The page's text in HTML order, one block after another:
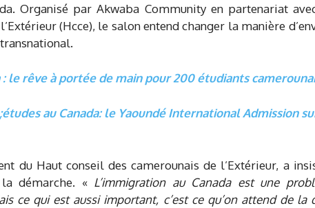
Organisé par Akwaba Community en partenariat
(Hcce), le salon entend changer la manière
: le rêve à portée de main pour 200 étudiants
au Canada: le Yaoundé International Admission
du Haut conseil des camerounais de l’Extérieur, a
démarche. « L’immigration au Canada est une
ce qui est aussi important, c’est ce qu’on attend de la